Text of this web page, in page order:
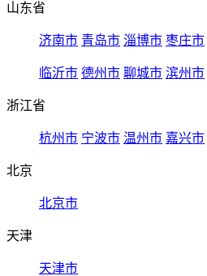
山东省
济南市 青岛市 淄博市 枣庄市
临沂市 德州市 聊城市 滨州市
浙江省
杭州市 宁波市 温州市 嘉兴市
北京
北京市
天津
天津市